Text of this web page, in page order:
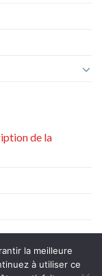
de la
personnel
la meilleure
à utiliser ce